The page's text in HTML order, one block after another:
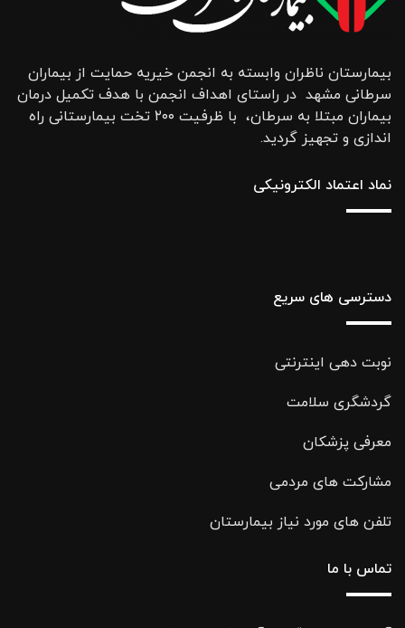
بیمارستان ناظران وابسته به انجمن خیریه حمایت از بیماران
سرطانی مشهد در راستای اهداف انجمن با هدف تکمیل درمان
بیماران مبتلا به سرطان، با ظرفیت ۲۰۰ تخت بیمارستانی راه
اندازی و تجهیز گردید.
نماد اعتماد الکترونیکی
دسترسی های سریع
نوبت دهی اینترنتی
گردشگری سلامت
معرفی پزشکان
مشارکت های مردمی
تلفن های مورد نیاز بیمارستان
تماس با ما